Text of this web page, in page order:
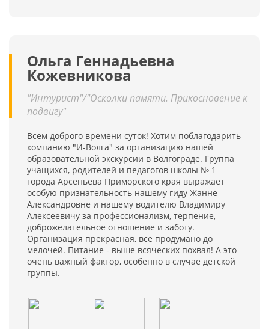
Ольга Геннадьевна
Кожевникова
"Интурист"/"Осколки памяти. Прикосновение к
подвигу"
Всем доброго времени суток! Хотим поблагодарить
компанию "И-Волга" за организацию нашей
образовательной экскурсии в Волгограде. Группа
учащихся, родителей и педагогов школы № 1
города Арсеньева Приморского края выражает
особую признательность нашему гиду Жанне
Александровне и нашему водителю Владимиру
Алексеевичу за профессионализм, терпение,
доброжелательное отношение и заботу.
Организация прекрасная, все продумано до
мелочей. Питание - выше всяческих похвал! А это
очень важный фактор, особенно в случае детской
группы.